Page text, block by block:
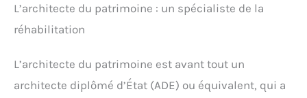
L’architecte du patrimoine : un spécialiste de la
réhabilitation
L’architecte du patrimoine est avant tout un
architecte diplômé d’État (ADE) ou équivalent, qui a